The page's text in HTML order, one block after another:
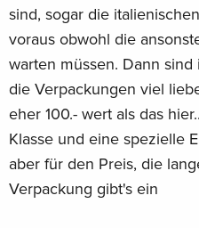
Standard edition
Standard edition
Italian
Standard edition
Italian
sind, sogar die
voraus obwohl die
warten müssen. Dann
die Verpackungen viel
eher 100.- wert als das
Klasse und eine spezielle
aber für den Preis, die
Verpackung gibt's ein